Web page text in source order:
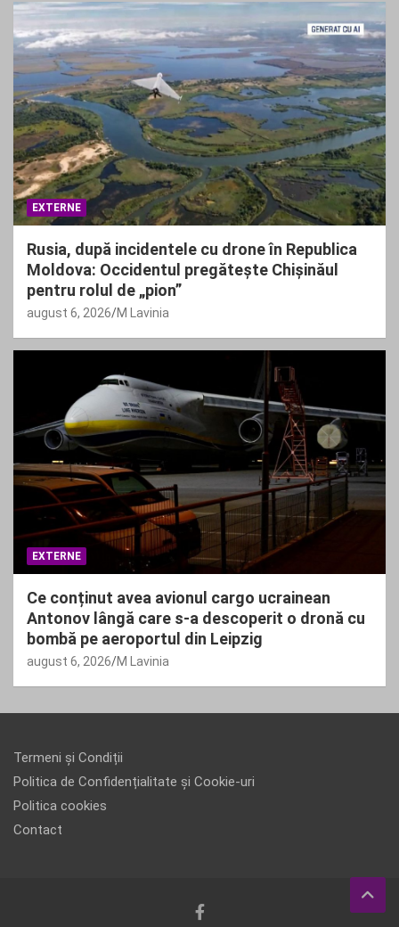
EXTERNE
Rusia, după incidentele cu drone în Republica
Moldova: Occidentul pregătește Chișinăul
pentru rolul de „pion”
august 6, 2026 M Lavinia
EXTERNE
Ce conținut avea avionul cargo ucrainean
Antonov lângă care s-a descoperit o dronă cu
bombă pe aeroportul din Leipzig
august 6, 2026 M Lavinia
Termeni și Condiții
Politica de Confidențialitate și Cookie-uri
Politica cookies
Contact